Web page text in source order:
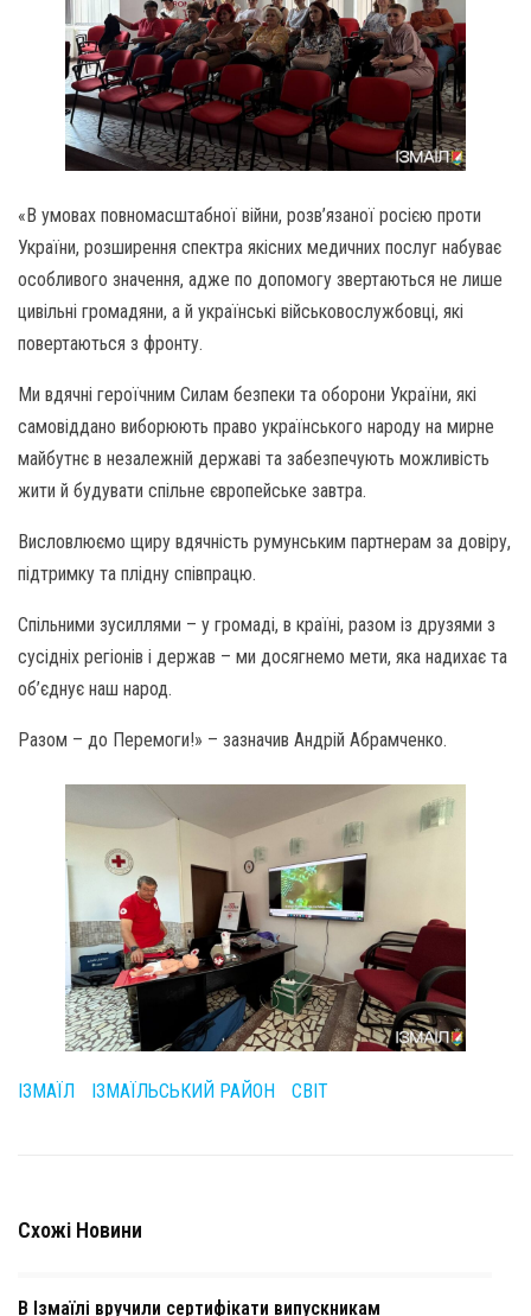
«В умовах повномасштабної війни, розв’язаної росією проти
України, розширення спектра якісних медичних послуг набуває
особливого значення, адже по допомогу звертаються не лише
цивільні громадяни, а й українські військовослужбовці, які
повертаються з фронту.
Ми вдячні героїчним Силам безпеки та оборони України, які
самовіддано виборюють право українського народу на мирне
майбутнє в незалежній державі та забезпечують можливість
жити й будувати спільне європейське завтра.
Висловлюємо щиру вдячність румунським партнерам за довіру,
підтримку та плідну співпрацю.
Спільними зусиллями – у громаді, в країні, разом із друзями з
сусідніх регіонів і держав – ми досягнемо мети, яка надихає та
об’єднує наш народ.
Разом – до Перемоги!» – зазначив Андрій Абрамченко.
ІЗМАЇЛ ІЗМАЇЛЬСЬКИЙ РАЙОН СВІТ
Схожі Новини
В Ізмаїлі вручили сертифікати випускникам